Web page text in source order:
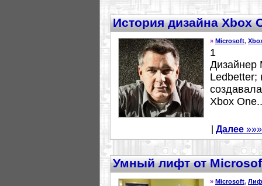
История дизайна Xbox
» Microsoft,
1
Дизайнер
Ledbetter;
Xbox
Далее »»»
Умный лифт от
» Microsoft,